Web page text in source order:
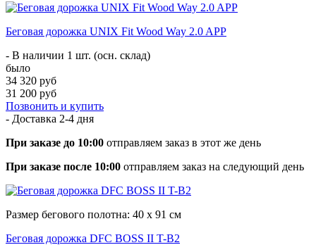
Беговая дорожка UNIX Fit Wood Way 2.0 APP
- В наличии 1 шт. (осн. склад)
было
34 320 руб
31 200 руб
Позвонить и купить
- Доставка 2-4 дня
При заказе до 10:00 отправляем заказ в этот же день
При заказе после 10:00 отправляем заказ на следующий день
Размер бегового полотна: 40 х 91 см
Беговая дорожка DFC BOSS II T-B2